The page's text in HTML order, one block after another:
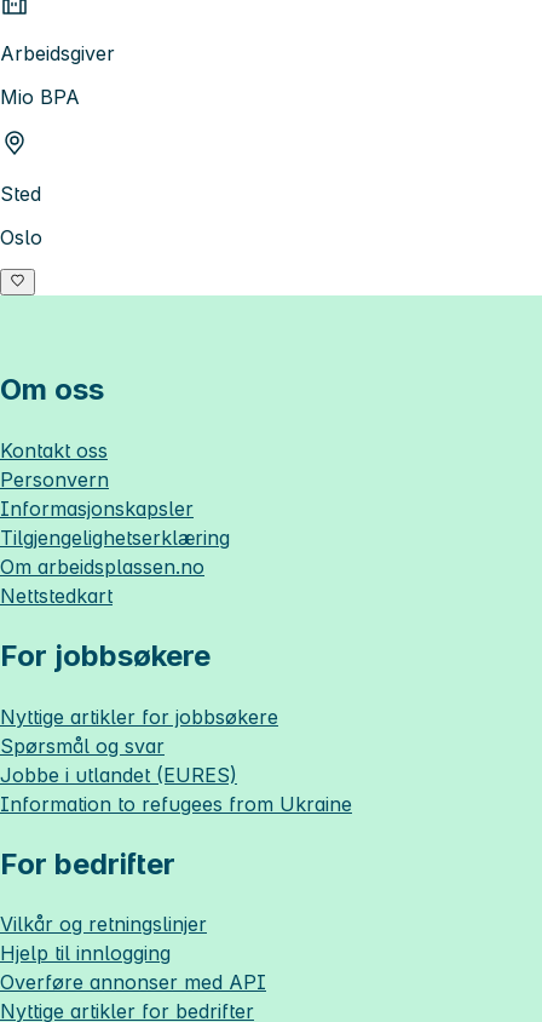
Arbeidsgiver
Mio BPA
Sted
Oslo
Om oss
Kontakt oss
Personvern
Informasjonskapsler
Tilgjengelighetserklæring
Om arbeidsplassen.no
Nettstedkart
For jobbsøkere
Nyttige artikler for jobbsøkere
Spørsmål og svar
Jobbe i utlandet (EURES)
Information to refugees from Ukraine
For bedrifter
Vilkår og retningslinjer
Hjelp til innlogging
Overføre annonser med API
Nyttige artikler for bedrifter